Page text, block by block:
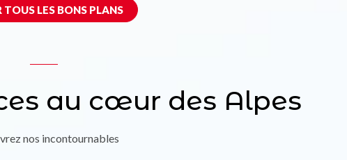
TOUS LES BONS PLANS
au cœur des Alpes
nos incontournables